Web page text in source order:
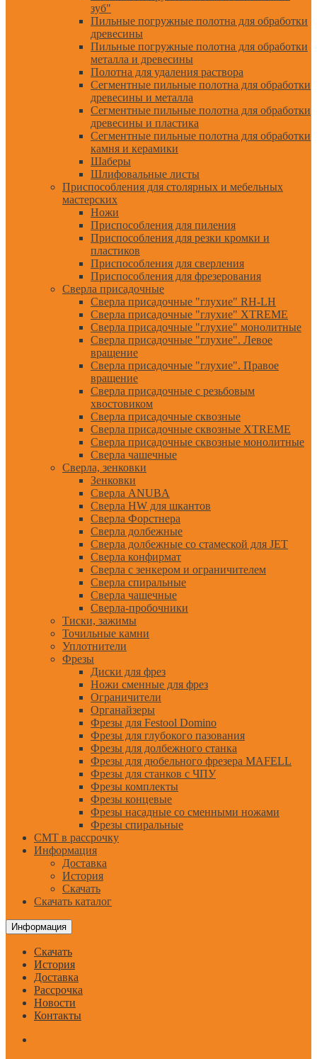
зуб"
Пильные погружные полотна для обработки
древесины
Пильные погружные полотна для обработки
металла и древесины
Полотна для удаления раствора
Сегментные пильные полотна для обработки
древесины и металла
Сегментные пильные полотна для обработки
древесины и пластика
Сегментные пильные полотна для обработки
камня и керамики
Шаберы
Шлифовальные листы
Приспособления для столярных и мебельных
мастерских
Ножи
Приспособления для пиления
Приспособления для резки кромки и
пластиков
Приспособления для сверления
Приспособления для фрезерования
Сверла присадочные
Сверла присадочные "глухие" RH-LH
Сверла присадочные "глухие" XTREME
Сверла присадочные "глухие" монолитные
Сверла присадочные "глухие". Левое
вращение
Сверла присадочные "глухие". Правое
вращение
Сверла присадочные с резьбовым
хвостовиком
Сверла присадочные сквозные
Сверла присадочные сквозные XTREME
Сверла присадочные сквозные монолитные
Сверла чашечные
Сверла, зенковки
Зенковки
Сверла ANUBA
Сверла HW для шкантов
Сверла Форстнера
Сверла долбежные
Сверла долбежные со стамеской для JET
Сверла конфирмат
Сверла с зенкером и ограничителем
Сверла спиральные
Сверла чашечные
Сверла-пробочники
Тиски, зажимы
Точильные камни
Уплотнители
Фрезы
Диски для фрез
Ножи сменные для фрез
Ограничители
Органайзеры
Фрезы для Festool Domino
Фрезы для глубокого пазования
Фрезы для долбежного станка
Фрезы для дюбельного фрезера MAFELL
Фрезы для станков с ЧПУ
Фрезы комплекты
Фрезы концевые
Фрезы насадные со сменными ножами
Фрезы спиральные
CMT в рассрочку
Информация
Доставка
История
Скачать
Скачать каталог
Информация
Скачать
История
Доставка
Рассрочка
Новости
Контакты